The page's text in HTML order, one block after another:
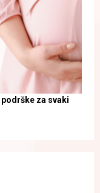
za svaki